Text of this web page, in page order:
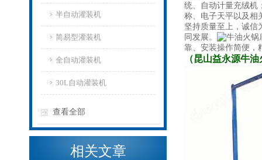
半自动灌装机
简易型灌装机
全自动灌装机
30L自动灌装机
查看全部
相关文章
统、自动计量充绒机
称、电子天平以及相
坚持质量至上，诚信
同发展。
靠、安装操作简便，
（昆山益永源牛油